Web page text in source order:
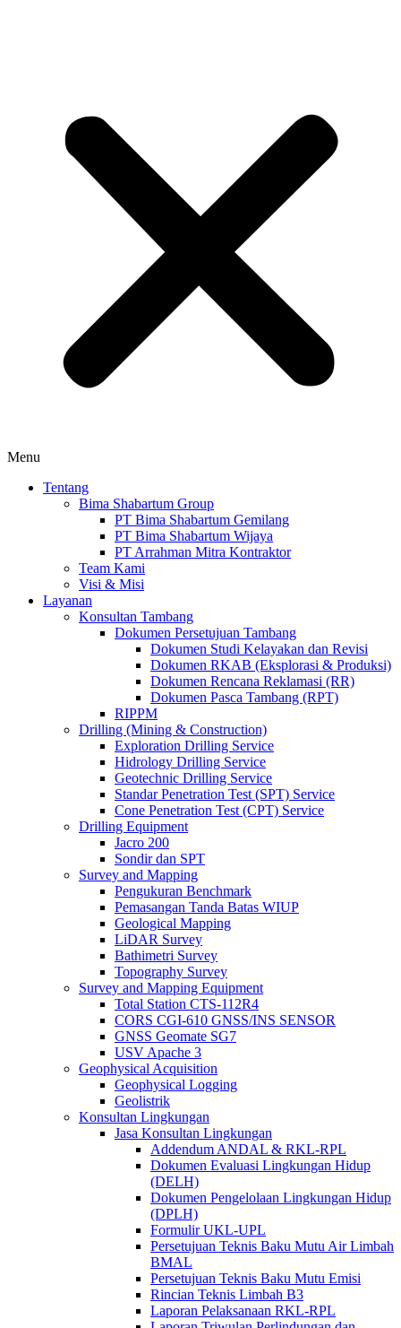
Menu
Tentang
Bima Shabartum Group
PT Bima Shabartum Gemilang
PT Bima Shabartum Wijaya
PT Arrahman Mitra Kontraktor
Team Kami
Visi & Misi
Layanan
Konsultan Tambang
Dokumen Persetujuan Tambang
Dokumen Studi Kelayakan dan Revisi
Dokumen RKAB (Eksplorasi & Produksi)
Dokumen Rencana Reklamasi (RR)
Dokumen Pasca Tambang (RPT)
RIPPM
Drilling (Mining & Construction)
Exploration Drilling Service
Hidrology Drilling Service
Geotechnic Drilling Service
Standar Penetration Test (SPT) Service
Cone Penetration Test (CPT) Service
Drilling Equipment
Jacro 200
Sondir dan SPT
Survey and Mapping
Pengukuran Benchmark
Pemasangan Tanda Batas WIUP
Geological Mapping
LiDAR Survey
Bathimetri Survey
Topography Survey
Survey and Mapping Equipment
Total Station CTS-112R4
CORS CGI-610 GNSS/INS SENSOR
GNSS Geomate SG7
USV Apache 3
Geophysical Acquisition
Geophysical Logging
Geolistrik
Konsultan Lingkungan
Jasa Konsultan Lingkungan
Addendum ANDAL & RKL-RPL
Dokumen Evaluasi Lingkungan Hidup
(DELH)
Dokumen Pengelolaan Lingkungan Hidup
(DPLH)
Formulir UKL-UPL
Persetujuan Teknis Baku Mutu Air Limbah
BMAL
Persetujuan Teknis Baku Mutu Emisi
Rincian Teknis Limbah B3
Laporan Pelaksanaan RKL-RPL